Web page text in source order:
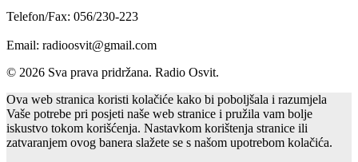
Telefon/Fax: 056/230-223
Email: radioosvit@gmail.com
© 2026 Sva prava pridržana. Radio Osvit.
Ova web stranica koristi kolačiće kako bi poboljšala i razumjela
Vaše potrebe pri posjeti naše web stranice i pružila vam bolje
iskustvo tokom korišćenja. Nastavkom korištenja stranice ili
zatvaranjem ovog banera slažete se s našom upotrebom kolačića.